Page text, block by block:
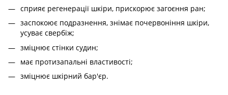
сприяє регенерації шкіри, прискорює загоєння ран;
заспокоює подразнення, знімає почервоніння шкіри,
усуває свербіж;
зміцнює стінки судин;
має протизапальні властивості;
зміцнює шкірний бар'єр.